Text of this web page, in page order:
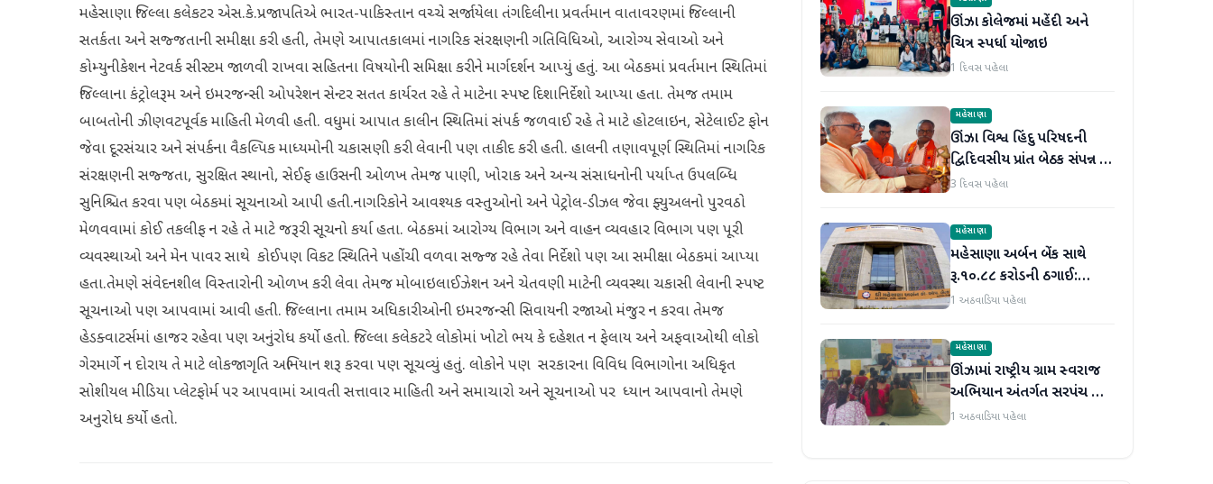
મહેસાણા જિલ્લા કલેકટર એસ.કે.પ્રજાપતિએ ભારત-પાકિસ્તાન વચ્ચે સર્જાયેલા તંગદિલીના પ્રવર્તમાન વાતાવરણમાં જિલ્લાની
સતર્કતા અને સજ્જતાની સમીક્ષા કરી હતી, તેમણે આપાતકાલમાં નાગરિક સંરક્ષણની ગતિવિધિઓ, આરોગ્ય સેવાઓ અને
કોમ્યુનીકેશન નેટવર્ક સીસ્ટમ જાળવી રાખવા સહિતના વિષયોની સમિક્ષા કરીને માર્ગદર્શન આપ્યું હતું. આ બેઠકમાં પ્રવર્તમાન સ્થિતિમાં
જિલ્લાના કંટ્રોલરૂમ અને ઇમરજન્સી ઓપરેશન સેન્ટર સતત કાર્યરત રહે તે માટેના સ્પષ્ટ દિશાનિર્દેશો આપ્યા હતા. તેમજ તમામ
બાબતોની ઝીણવટપૂર્વક માહિતી મેળવી હતી. વધુમાં આપાત કાલીન સ્થિતિમાં સંપર્ક જળવાઈ રહે તે માટે હોટલાઇન, સેટેલાઈટ ફોન
જેવા દૂરસંચાર અને સંપર્કના વૈકલ્પિક માધ્યમોની ચકાસણી કરી લેવાની પણ તાકીદ કરી હતી. હાલની તણાવપૂર્ણ સ્થિતિમાં નાગરિક
સંરક્ષણની સજ્જતા, સુરક્ષિત સ્થાનો, સેઈફ હાઉસની ઓળખ તેમજ પાણી, ખોરાક અને અન્ય સંસાધનોની પર્યાપ્ત ઉપલબ્ધિ
સુનિશ્ચિત કરવા પણ બેઠકમાં સૂચનાઓ આપી હતી.નાગરિકોને આવશ્યક વસ્તુઓનો અને પેટ્રોલ-ડીઝલ જેવા ફ્યુઅલનો પુરવઠો
મેળવવામાં કોઈ તકલીફ ન રહે તે માટે જરૂરી સૂચનો કર્યા હતા. બેઠકમાં આરોગ્ય વિભાગ અને વાહન વ્યવહાર વિભાગ પણ પૂરી
વ્યવસ્થાઓ અને મેન પાવર સાથે કોઈપણ વિકટ સ્થિતિને પહોંચી વળવા સજ્જ રહે તેવા નિર્દેશો પણ આ સમીક્ષા બેઠકમાં આપ્યા
હતા.તેમણે સંવેદનશીલ વિસ્તારોની ઓળખ કરી લેવા તેમજ મોબાઇલાઈઝેશન અને ચેતવણી માટેની વ્યવસ્થા ચકાસી લેવાની સ્પષ્ટ
સૂચનાઓ પણ આપવામાં આવી હતી. જિલ્લાના તમામ અધિકારીઓની ઇમરજન્સી સિવાયની રજાઓ મંજુર ન કરવા તેમજ
હેડક્વાટર્સમાં હાજર રહેવા પણ અનુંરોધ કર્યો હતો. જિલ્લા કલેકટરે લોકોમાં ખોટો ભય કે દહેશત ન ફેલાય અને અફવાઓથી લોકો
ગેરમાર્ગે ન દોરાય તે માટે લોકજાગૃતિ અભિયાન શરૂ કરવા પણ સૂચવ્યું હતું. લોકોને પણ સરકારના વિવિધ વિભાગોના અધિકૃત
સોશીયલ મીડિયા પ્લેટફોર્મ પર આપવામાં આવતી સત્તાવાર માહિતી અને સમાચારો અને સૂચનાઓ પર ધ્યાન આપવાનો તેમણે
અનુરોધ કર્યો હતો.
ઊંઝા કોલેજમાં મહેંદી અને
ચિત્ર સ્પર્ધા યોજાઇ
1 દિવસ પહેલા
મહેસાણા
ઊંઝા વિશ્વ હિંદુ પરિષદની
દ્વિદિવસીય પ્રાંત બેઠક સંપન્ન :
250 થી વધુ કાર્યકર્તાઓ
3 દિવસ પહેલા
મહેસાણા
મહેસાણા અર્બન બેંક સાથે
રૂ.૧૦.૮૮ કરોડની ઠગાઈ:
લોનની મિલકતો પતિ-પત્નીએ
1 અઠવાડિયા પહેલા
મહેસાણા
ઊંઝામાં રાષ્ટ્રીય ગ્રામ સ્વરાજ
અભિયાન અંતર્ગત સરપંચ અને
સભ્યો માટે ક્ષમતાવર્ધન તાલીમ
1 અઠવાડિયા પહેલા